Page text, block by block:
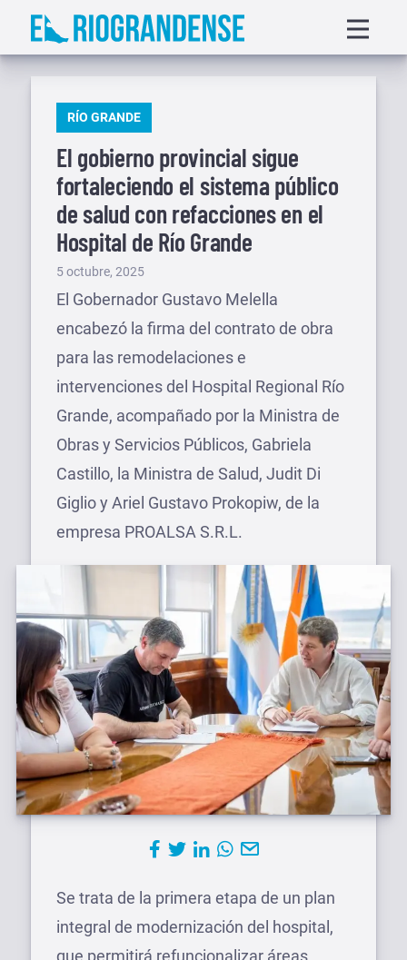
Saltar
menu
PUBLICADO
RÍO GRANDE
El gobierno provincial sigue
fortaleciendo el sistema público
de salud con refacciones en el
Hospital de Río Grande
Publicado
el
5 octubre, 2025
El Gobernador Gustavo Melella
encabezó la firma del contrato de obra
para las remodelaciones e
intervenciones del Hospital Regional Río
Grande, acompañado por la Ministra de
Obras y Servicios Públicos, Gabriela
Castillo, la Ministra de Salud, Judit Di
Giglio y Ariel Gustavo Prokopiw, de la
empresa PROALSA S.R.L.
Se trata de la primera etapa de un plan
integral de modernización del hospital,
que permitirá refuncionalizar áreas